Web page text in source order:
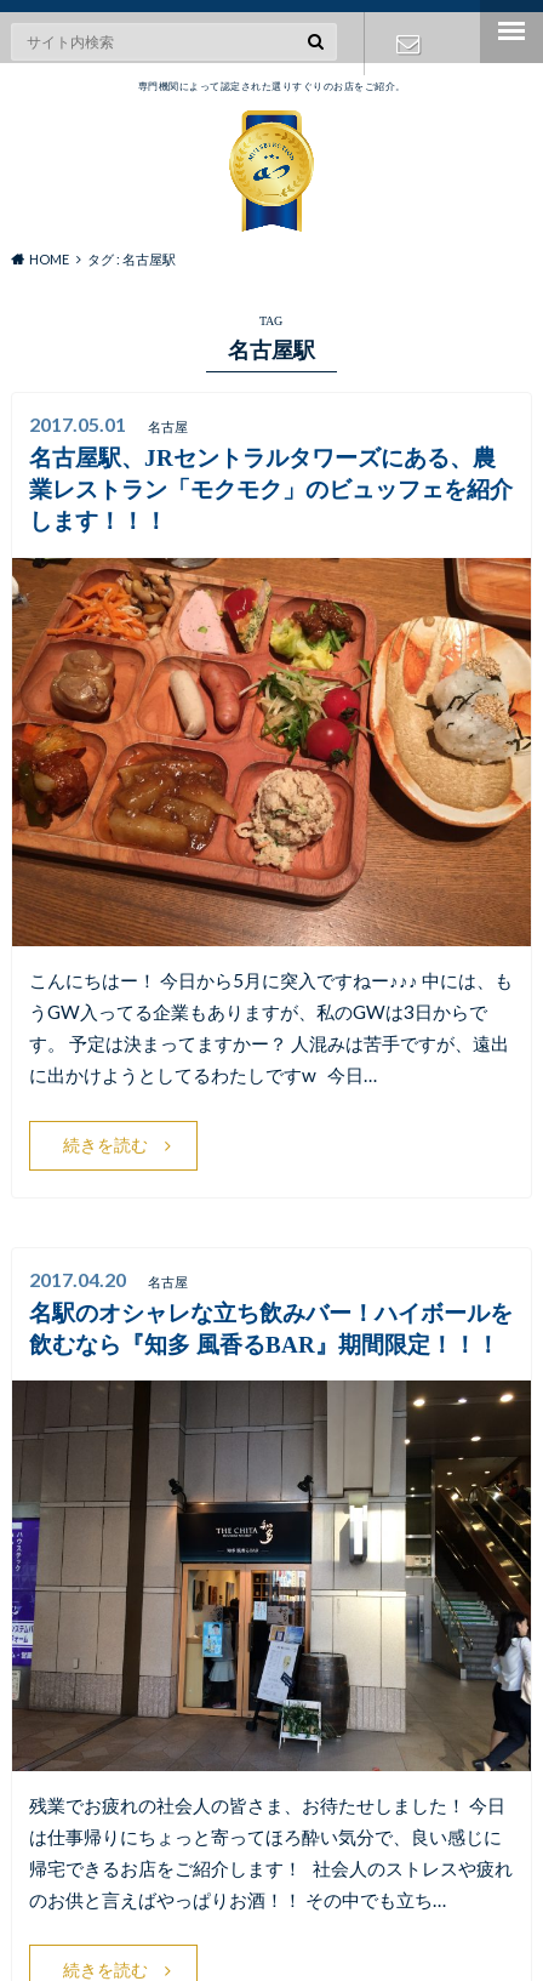
専門機関によって認定された選りすぐりのお店をご紹介。
HOME タグ : 名古屋駅
TAG
名古屋駅
2017.05.01 名古屋
名古屋駅、JRセントラルタワーズにある、農
業レストラン「モクモク」のビュッフェを紹介
します！！！
こんにちはー！ 今日から5月に突入ですねー♪♪♪ 中には、も
うGW入ってる企業もありますが、私のGWは3日からで
す。 予定は決まってますかー？ 人混みは苦手ですが、遠出
に出かけようとしてるわたしですw 今日…
続きを読む
2017.04.20 名古屋
名駅のオシャレな立ち飲みバー！ハイボールを
飲むなら『知多 風香るBAR』期間限定！！！
残業でお疲れの社会人の皆さま、お待たせしました！ 今日
は仕事帰りにちょっと寄ってほろ酔い気分で、良い感じに
帰宅できるお店をご紹介します！ 社会人のストレスや疲れ
のお供と言えばやっぱりお酒！！ その中でも立ち…
続きを読む